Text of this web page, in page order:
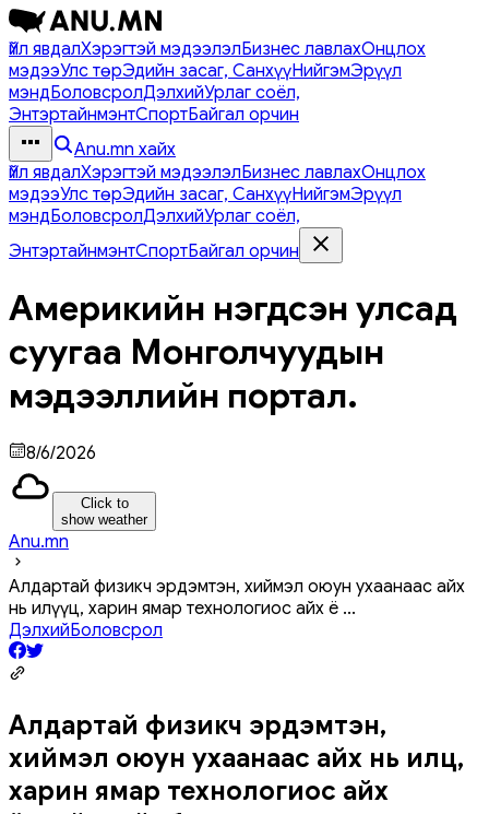
Үйл явдалХэрэгтэй мэдээлэлБизнес лавлахОнцлох
мэдээУлс төрЭдийн засаг, СанхүүНийгэмЭрүүл
мэндБоловсролДэлхийУрлаг соёл,
ЭнтэртайнмэнтСпортБайгал орчин
Anu.mn хайх
Үйл явдалХэрэгтэй мэдээлэлБизнес лавлахОнцлох
мэдээУлс төрЭдийн засаг, СанхүүНийгэмЭрүүл
мэндБоловсролДэлхийУрлаг соёл,
ЭнтэртайнмэнтСпортБайгал орчин
Америкийн нэгдсэн улсад
суугаа Монголчуудын
мэдээллийн портал.
8/6/2026
Click to
show weather
Anu.mn
Алдартай физикч эрдэмтэн, хиймэл оюун ухаанаас айх
нь илүүц, харин ямар технологиос айх ё ...
ДэлхийБоловсрол
Алдартай физикч эрдэмтэн,
хиймэл оюун ухаанаас айх нь илүүц,
харин ямар технологиос айх